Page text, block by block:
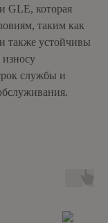
GLE, которая
таким как
также устойчивы
службы и